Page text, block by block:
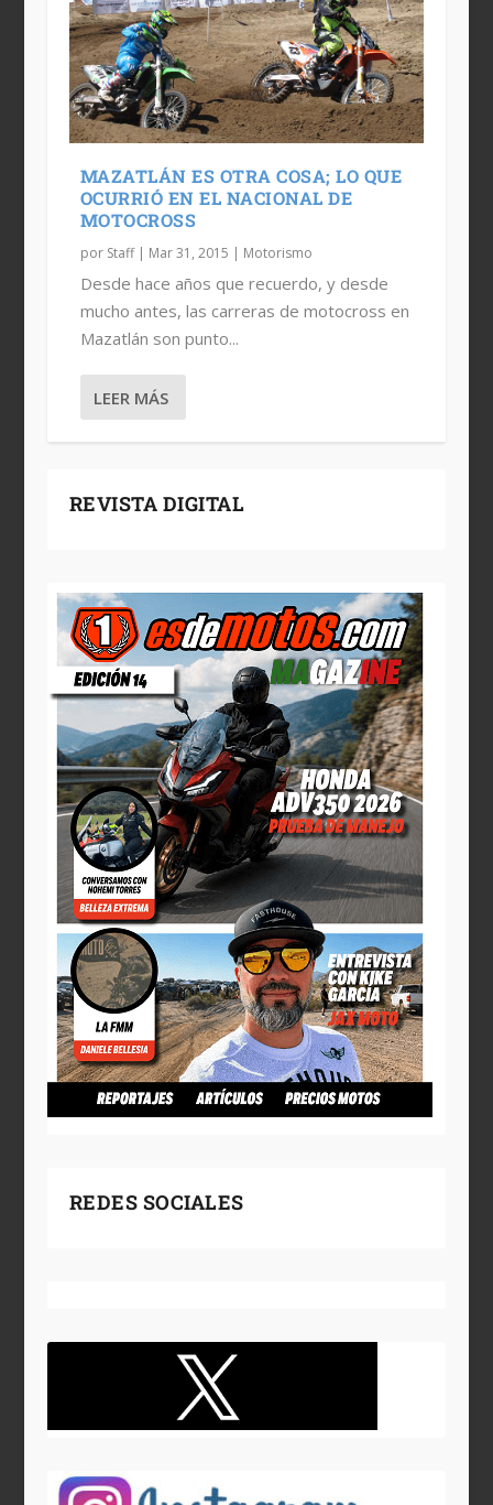
MAZATLÁN ES OTRA COSA; LO QUE
OCURRIÓ EN EL NACIONAL DE
MOTOCROSS
por Staff| Mar 31, 2015 | Motorismo
Desde hace años que recuerdo, y desde
mucho antes, las carreras de motocross en
Mazatlán son punto...
LEER MÁS
REVISTA DIGITAL
REDES SOCIALES